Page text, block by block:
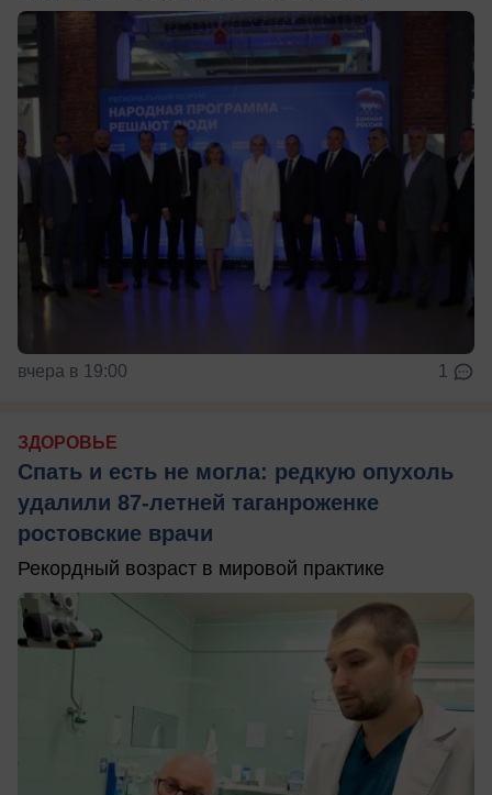
вчера в 19:00 1
ЗДОРОВЬЕ
Спать и есть не могла: редкую опухоль
удалили 87-летней таганроженке
ростовские врачи
Рекордный возраст в мировой практике